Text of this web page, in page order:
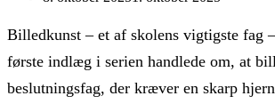
Billedkunst – et af skolens vigtigste fag
første indlæg i serien handlede om, at
beslutningsfag, der kræver en skarp